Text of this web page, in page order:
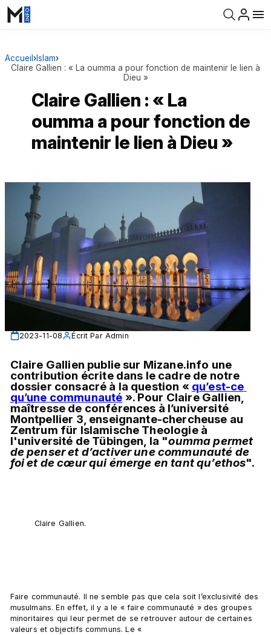
Accueil ›Islam›
Claire Gallien : « La oumma a pour fonction de maintenir le lien à
Dieu »
Claire Gallien : « La
oumma a pour fonction de
maintenir le lien à Dieu »
2023-11-08 Écrit Par Admin
Claire Gallien publie sur Mizane.info une
contribution écrite dans le cadre de notre
dossier consacré à la question « qu’est-ce
qu’une communauté
maîtresse de conférences à l’université
Montpellier 3, enseignante-chercheuse au
Zentrum für Islamische Theologie à
l'université de Tübingen, la "oumma permet
de penser et d’activer une communauté de
foi et de cœur qui émerge en tant qu’ethos".
Claire Gallien.
Faire communauté. Il ne semble pas que cela soit l’exclusivité des
musulmans. En effet, il y a le « faire communauté » des groupes
minoritaires qui leur permet de se retrouver autour de certaines
valeurs et objectifs communs. Le «